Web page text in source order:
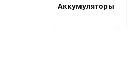
Аккумуляторы